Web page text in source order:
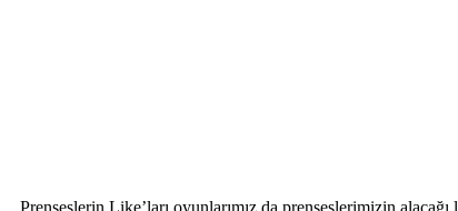
Prenseslerin Like’ları oyunlarımız da prenseslerimizin